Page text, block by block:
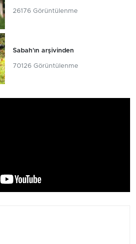
26176 Görüntülenme
Sabah'ın arşivinden
70126 Görüntülenme